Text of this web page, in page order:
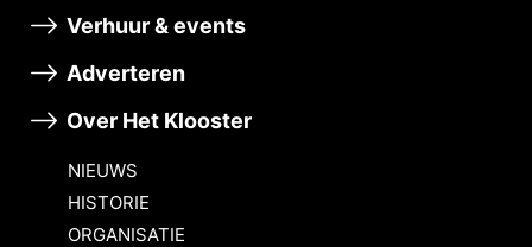
Verhuur & events
Adverteren
Over Het Klooster
NIEUWS
HISTORIE
ORGANISATIE